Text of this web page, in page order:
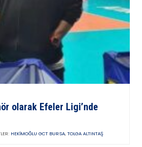
olarak Efeler Ligi’nde
HEKIMOĞLU GCT BURSA, TOLGA ALTINTAŞ